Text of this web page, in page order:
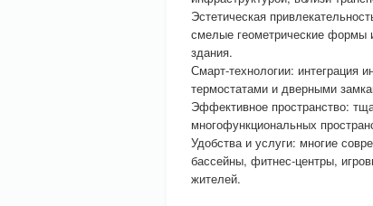
Эстетическая
смелые геометрические формы
здания.
Смарт-технологии: интеграция
термостатами и дверными
Эффективное пространство:
многофункциональных
Удобства и услуги: многие
бассейны, фитнес-центры,
жителей.